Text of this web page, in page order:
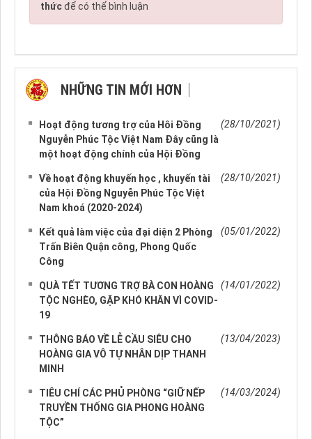
thứcđể có thể bình luận
NHỮNG TIN MỚI HƠN
Hoạt động tương trợ của Hôi Đồng
Nguyễn Phúc Tộc Việt Nam Đây cũng là
một hoạt động chính của Hội Đồng
(28/10/2021)
Về hoạt động khuyến học , khuyến tài
của Hội Đồng Nguyễn Phúc Tộc Việt
Nam khoá (2020-2024)
(28/10/2021)
Kết quả làm việc của đại diện 2 Phòng
Trấn Biên Quận công, Phong Quốc
Công
(05/01/2022)
QUÀ TẾT TƯƠNG TRỢ BÀ CON HOÀNG
TỘC NGHÈO, GẶP KHÓ KHĂN VÌ COVID-
19
(14/01/2022)
THÔNG BÁO VỀ LỄ CẦU SIÊU CHO
HOÀNG GIA VÔ TỰ NHÂN DỊP THANH
MINH
(13/04/2023)
TIÊU CHÍ CÁC PHỦ PHÒNG “GIỮ NẾP
TRUYỀN THỐNG GIA PHONG HOÀNG
TỘC”
(14/03/2024)